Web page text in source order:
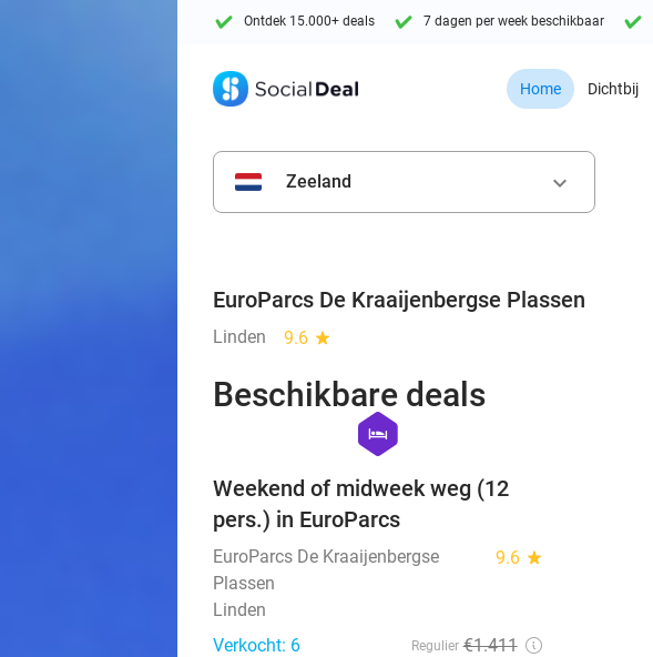
Ontdek 15.000+ deals 7 dagen per week beschikbaar
Home Dichtbij
Zeeland keyboard_arrow_down
EuroParcs De Kraaijenbergse Plassen
Linden 9.6 star
Beschikbare deals
hexagon
hotel
Weekend of midweek weg (12
pers.) in EuroParcs
EuroParcs De Kraaijenbergse
Plassen
9.6 star
Linden
Verkocht: 6
Regulier €1.411